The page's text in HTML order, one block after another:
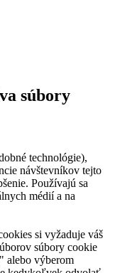
súbory
technológie),
návštevníkov tejto
Používajú sa
médií a na
si vyžaduje váš
súbory cookie
alebo výberom